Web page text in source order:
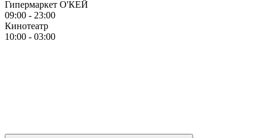
Гипермаркет О'КЕЙ
09:00 - 23:00
Кинотеатр
10:00 - 03:00